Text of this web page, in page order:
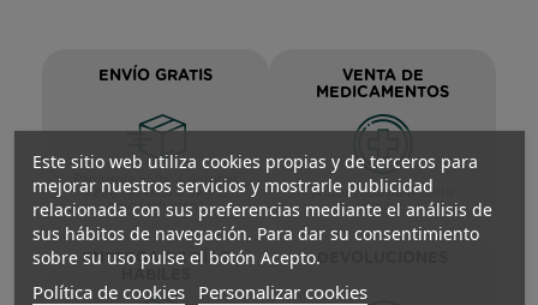
Este sitio web utiliza cookies propias y de terceros para
mejorar nuestros servicios y mostrarle publicidad
relacionada con sus preferencias mediante el análisis de
sus hábitos de navegación. Para dar su consentimiento
sobre su uso pulse el botón Acepto.
Política de cookies Personalizar cookies
ENVÍO GRATIS
Península >59€ / Asturias
>29€ (inferior a 5kg/L
peso/volumen)
VENTA DE
MEDICAMENTOS
Autorizada para venta
online
ENTREGA 1-3 DÍAS
DEVOLUCIONES